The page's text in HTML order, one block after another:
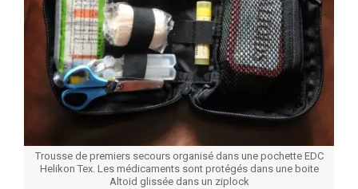
Trousse de premiers secours organisé dans une pochette EDC
Helikon Tex. Les médicaments sont protégés dans une boite
Altoid glissée dans un ziplock